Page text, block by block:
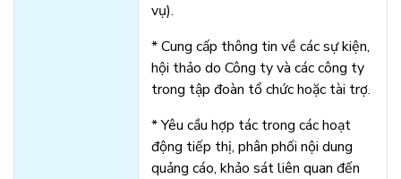
vụ).
* Cung cấp thông tin về các sự kiện,
hội thảo do Công ty và các công ty
trong tập đoàn tổ chức hoặc tài trợ.
* Yêu cầu hợp tác trong các hoạt
động tiếp thị, phân phối nội dung
quảng cáo, khảo sát liên quan đến